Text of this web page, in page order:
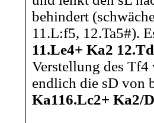
behindert
11.L:f5, 12.Ta5#).
11.Le4+ Ka2
Verstellung des
endlich die sD von
Ka116.Lc2+ Ka2/